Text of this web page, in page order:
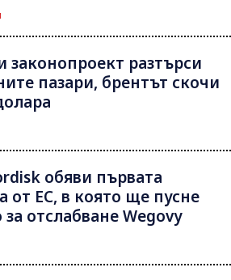
законопроект разтърси
пазари, брентът скочи
обяви първата
от ЕС, в която ще пусне
за отслабване Wegovy